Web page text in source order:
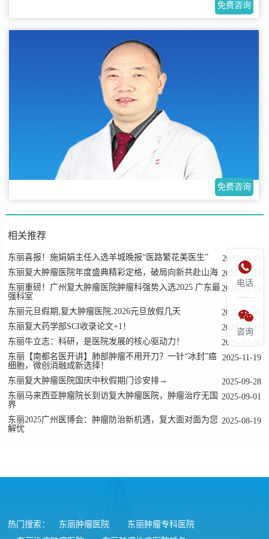
免费咨询
免费咨询
相关推荐
2026-03-11
东丽喜报！施娟娟主任入选羊城晚报“医路繁花美医生”
2026-01-24
东丽复大肿瘤医院年度盛典精彩定格，破局向新共赴山海
2026-01-15
东丽重磅！广州复大肿瘤医院肿瘤科强势入选2025 广东最
强科室
2025-12-30
东丽元旦假期,复大肿瘤医院,2026元旦放假几天
2025-12-27
东丽复大药学部SCI收录论文+1！
2025-12-20
东丽牛立志：科研，是医院发展的核心驱动力！
2025-11-19
东丽【南都名医开讲】肺部肿瘤不用开刀？一针“冰封”癌
细胞，微创消融成新选择！
2025-09-28
东丽复大肿瘤医院国庆中秋假期门诊安排→
2025-09-01
东丽马来西亚肿瘤院长到访复大肿瘤医院，肿瘤治疗无国
界
2025-08-19
东丽2025广州医博会：肿瘤防治新机遇，复大面对面为您
解忧
热门搜索： 东丽肿瘤医院
东丽肿瘤专科医院

电话

咨询